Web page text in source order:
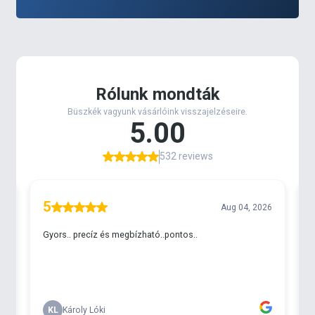
kelléke, a 45mm-es a behúzós horgászatot kedvelők
számára lehet tetszetős, a 35mm-es meg amolyan
univerzális, mindenes típus.
Gazdaságos, 5m-es kiszerelésének köszönhetően
több tucatnyi PVA hurka elkészítését teszi lehetővé,
horgászokat!